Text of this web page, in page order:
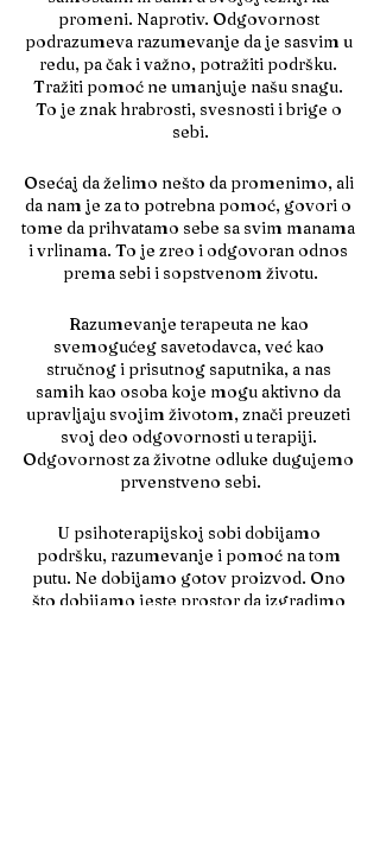
promeni. Naprotiv. Odgovornost
podrazumeva razumevanje da je sasvim u
redu, pa čak i važno, potražiti podršku.
Tražiti pomoć ne umanjuje našu snagu.
To je znak hrabrosti, svesnosti i brige o
sebi.
Osećaj da želimo nešto da promenimo, ali
da nam je za to potrebna pomoć, govori o
tome da prihvatamo sebe sa svim manama
i vrlinama. To je zreo i odgovoran odnos
prema sebi i sopstvenom životu.
Razumevanje terapeuta ne kao
svemogućeg savetodavca, već kao
stručnog i prisutnog saputnika, a nas
samih kao osoba koje mogu aktivno da
upravljaju svojim životom, znači preuzeti
svoj deo odgovornosti u terapiji.
Odgovornost za životne odluke dugujemo
prvenstveno sebi.
U psihoterapijskoj sobi dobijamo
podršku, razumevanje i pomoć na tom
putu. Ne dobijamo gotov proizvod. Ono
što dobijamo jeste prostor da izgradimo